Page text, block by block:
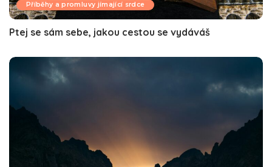
Příběhy a promluvy jímající srdce
Ptej se sám sebe, jakou cestou se vydáváš